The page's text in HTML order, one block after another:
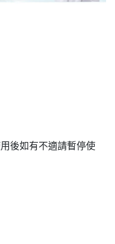
後如有不適請暫停使